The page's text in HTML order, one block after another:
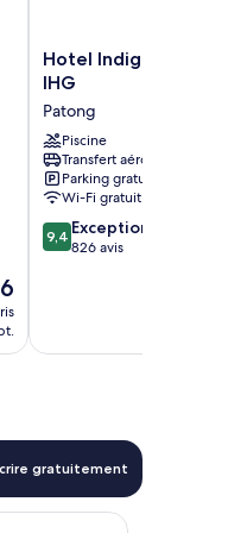
Hotel
Indigo
Patong
by
IHG
Patong
Hotel Indigo Phuket
IHG
Patong
Piscine
Transfert aéroport
Parking gratuit
Wi-Fi gratuit
9.4
sur
9,4 Exceptionnel
826 avis
gratuitement